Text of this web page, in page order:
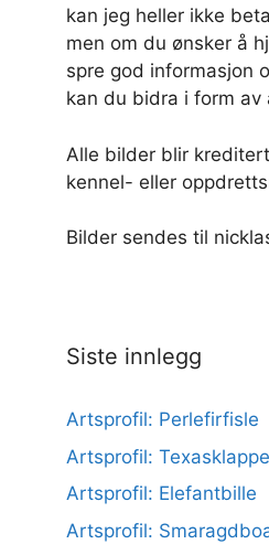
kan jeg heller ikke
men om du ønsker å
spre god informasjon
kan du bidra i form av
Alle bilder blir
kennel- eller
Bilder sendes til
Siste innlegg
Artsprofil: Perlefirfisle
Artsprofil:
Artsprofil: Elefantbille
Artsprofil: